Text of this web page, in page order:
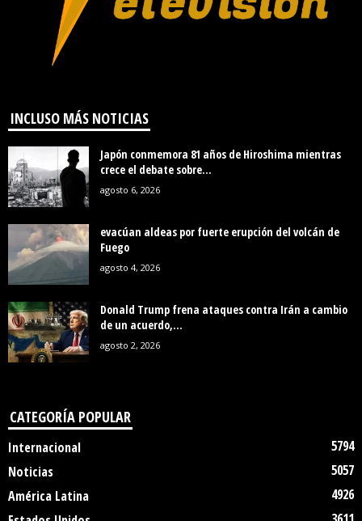
INCLUSO MÁS NOTICIAS
Japón conmemora 81 años de Hiroshima mientras
crece el debate sobre...
agosto 6, 2026
evacúan aldeas por fuerte erupción del volcán de
Fuego
agosto 4, 2026
Donald Trump frena ataques contra Irán a cambio
de un acuerdo,...
agosto 2, 2026
CATEGORÍA POPULAR
Internacional
5794
Noticias
5057
América Latina
4926